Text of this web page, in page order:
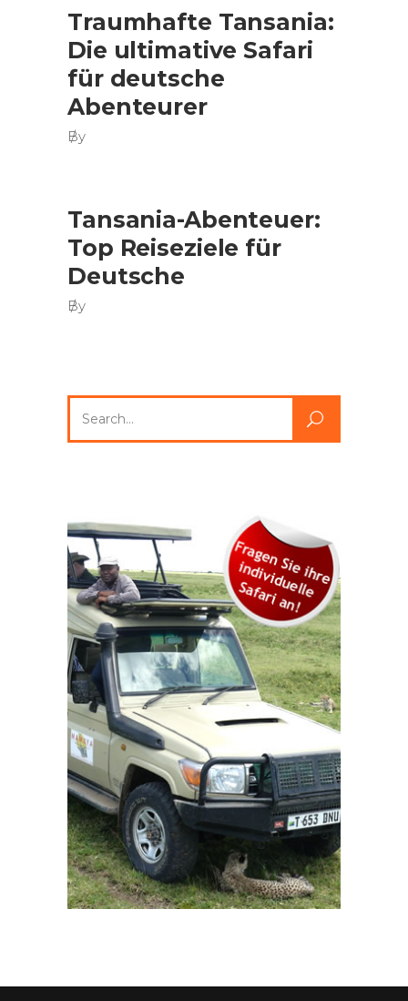
Traumhafte Tansania:
Die ultimative Safari
für deutsche
Abenteurer
By
Tansania-Abenteuer:
Top Reiseziele für
Deutsche
By
for: